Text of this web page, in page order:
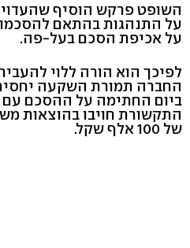
השופט פרקש הוסיף
על התנהגות בהתאם
על אכיפת הסכם בעל-פה.
החברה תמורת השקעה
ביום החתימה על ההסכם עם
התקשורת חויבו בהוצאות
של 100 אלף שקל.